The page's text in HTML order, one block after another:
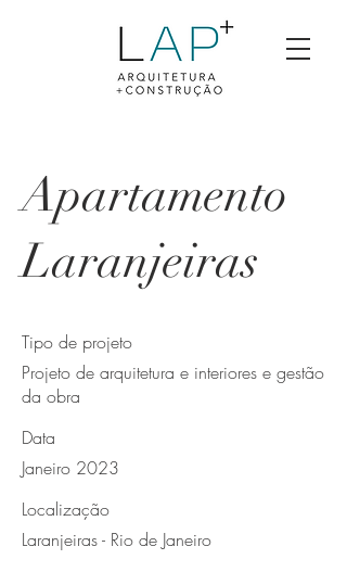
Apartamento
Laranjeiras
Tipo de projeto
Projeto de arquitetura e interiores e gestão
da obra
Data
Janeiro 2023
Localização
Laranjeiras - Rio de Janeiro